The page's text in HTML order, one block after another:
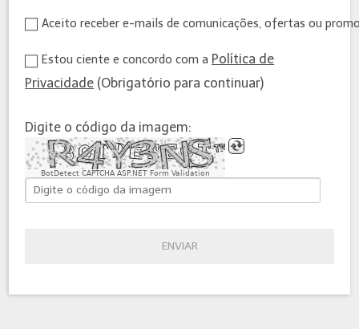
Aceito receber e-mails de comunicações, ofertas ou
Estou ciente e concordo com a Política de
Privacidade (Obrigatório para continuar)
Digite o código da imagem:
BotDetect CAPTCHA ASP.NET Form Validation
ENVIAR